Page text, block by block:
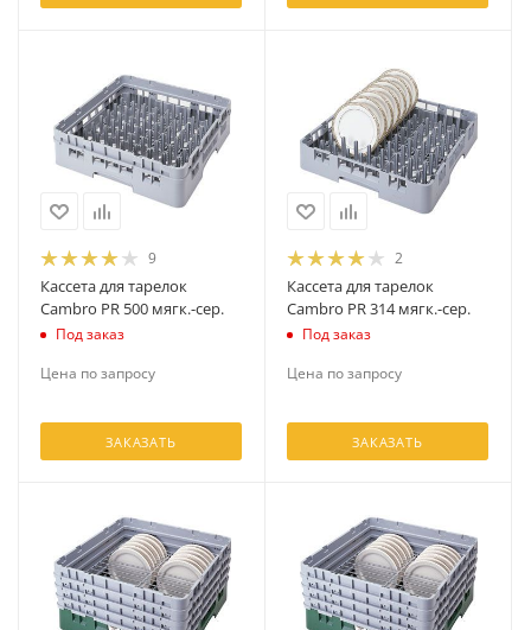
9
Кассета для тарелок
Cambro PR 500 мягк.-сер.
Под заказ
Цена по запросу
ЗАКАЗАТЬ
2
Кассета для тарелок
Cambro PR 314 мягк.-сер.
Под заказ
Цена по запросу
ЗАКАЗАТЬ